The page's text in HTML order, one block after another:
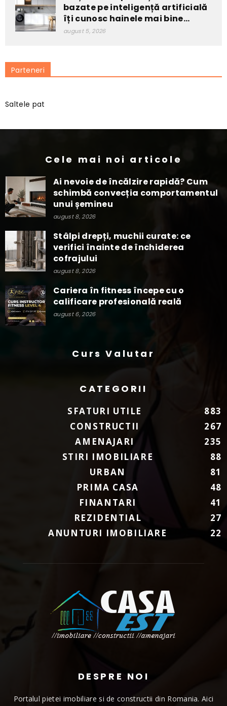
bazate pe inteligență artificială
îți cunosc hainele mai bine...
august 5, 2026
Parteneri
Saltele pat
Cele mai noi articole
Ai nevoie de încălzire rapidă? Cum
schimbă convecția comportamentul
unui șemineu
august 8, 2026
Stâlpi drepți, muchii curate: ce
verifici înainte de închiderea
cofrajului
august 8, 2026
Cariera în fitness începe cu o
calificare profesională reală
august 6, 2026
Curs Valutar
CATEGORII
SFATURI UTILE
883
CONSTRUCTII
267
AMENAJARI
235
STIRI IMOBILIARE
88
URBAN
81
PRIMA CASA
48
FINANTARI
41
REZIDENTIAL
27
ANUNTURI IMOBILIARE
22
DESPRE NOI
Portalul pietei imobiliare si de constructii din Romania. Aici